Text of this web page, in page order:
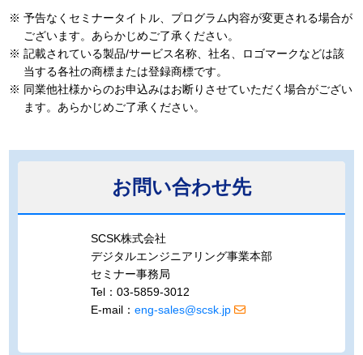
※ 予告なくセミナータイトル、プログラム内容が変更される場合が
ございます。あらかじめご了承ください。
※ 記載されている製品/サービス名称、社名、ロゴマークなどは該
当する各社の商標または登録商標です。
※ 同業他社様からのお申込みはお断りさせていただく場合がござい
ます。あらかじめご了承ください。
お問い合わせ先
SCSK株式会社
デジタルエンジニアリング事業本部
セミナー事務局
Tel：03-5859-3012
E-mail： eng-sales@scsk.jp